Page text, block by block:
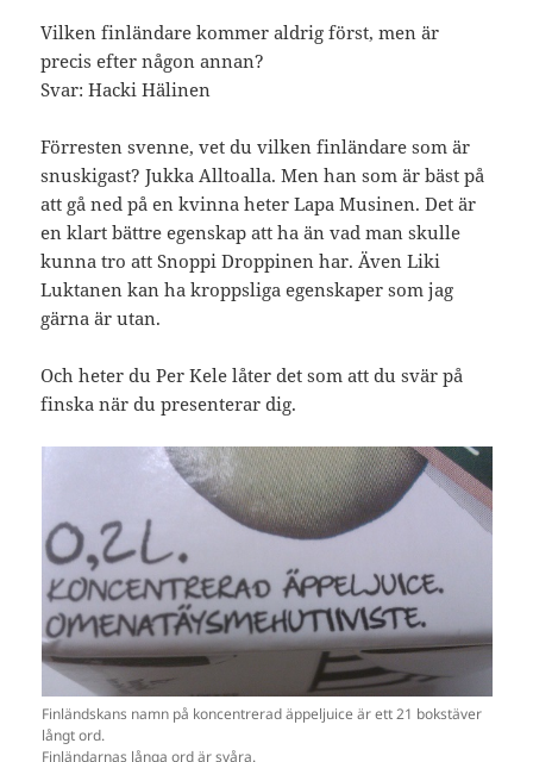
Vilken finländare kommer aldrig först, men är
precis efter någon annan?
Svar: Hacki Hälinen
Förresten svenne, vet du vilken finländare som är
snuskigast? Jukka Alltoalla. Men han som är bäst på
att gå ned på en kvinna heter Lapa Musinen. Det är
en klart bättre egenskap att ha än vad man skulle
kunna tro att Snoppi Droppinen har. Även Liki
Luktanen kan ha kroppsliga egenskaper som jag
gärna är utan.
Och heter du Per Kele låter det som att du svär på
finska när du presenterar dig.
Finländskans namn på koncentrerad äppeljuice är ett 21 bokstäver
långt ord.
Finländarnas långa ord är svåra.